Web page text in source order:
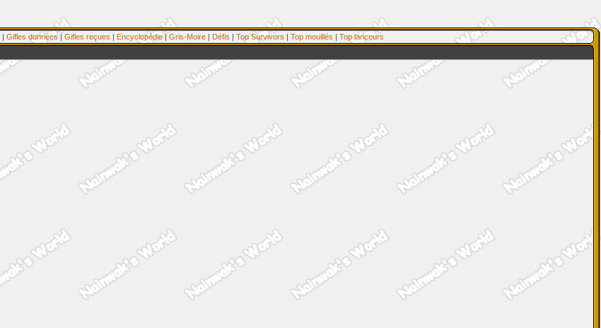
| Gifles données | Gifles reçues | Encyclopédie| Gris-Moire | Défis | Top Survivors | Top mouillés | Top lanceurs